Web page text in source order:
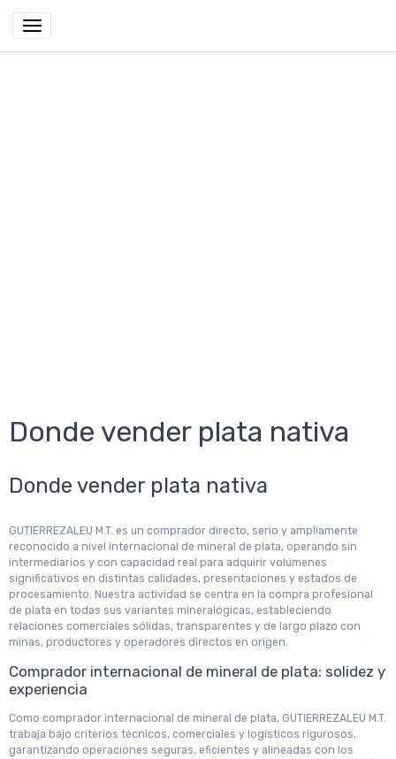
Donde vender plata nativa
Donde vender plata nativa
GUTIERREZALEU M.T. es un comprador directo, serio y ampliamente
reconocido a nivel internacional de mineral de plata, operando sin
intermediarios y con capacidad real para adquirir volúmenes
significativos en distintas calidades, presentaciones y estados de
procesamiento. Nuestra actividad se centra en la compra profesional
de plata en todas sus variantes mineralógicas, estableciendo
relaciones comerciales sólidas, transparentes y de largo plazo con
minas, productores y operadores directos en origen.
Comprador internacional de mineral de plata: solidez y
experiencia
Como comprador internacional de mineral de plata, GUTIERREZALEU M.T.
trabaja bajo criterios técnicos, comerciales y logísticos rigurosos,
garantizando operaciones seguras, eficientes y alineadas con los